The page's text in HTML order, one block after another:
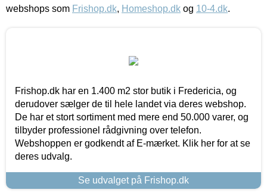
webshops som Frishop.dk, Homeshop.dk og 10-4.dk.
Frishop.dk har en 1.400 m2 stor butik i Fredericia, og
derudover sælger de til hele landet via deres webshop.
De har et stort sortiment med mere end 50.000 varer, og
tilbyder professionel rådgivning over telefon.
Webshoppen er godkendt af E-mærket. Klik her for at se
deres udvalg.
Se udvalget på Frishop.dk